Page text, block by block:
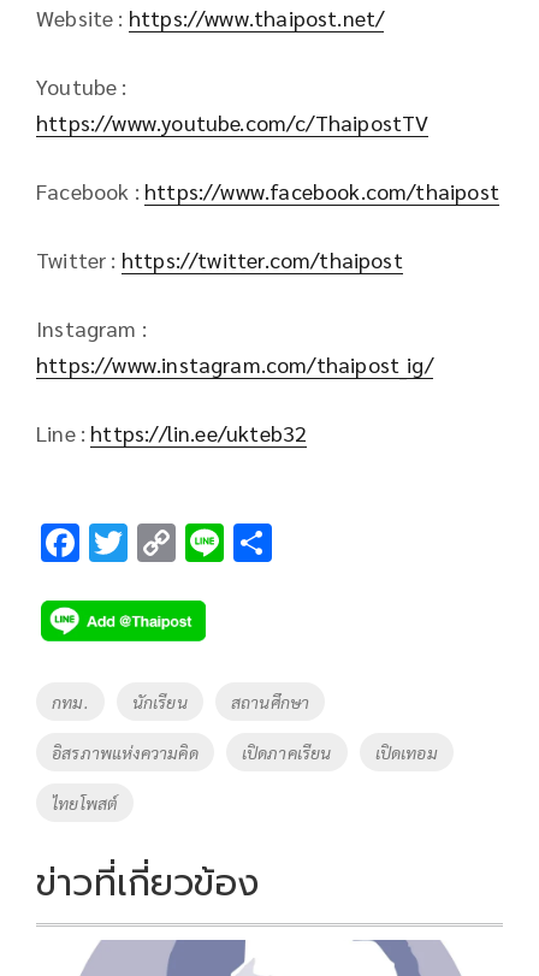
Website : https://www.thaipost.net/
Youtube :
https://www.youtube.com/c/ThaipostTV
Facebook : https://www.facebook.com/thaipost
Twitter : https://twitter.com/thaipost
Instagram :
https://www.instagram.com/thaipost_ig/
Line : https://lin.ee/ukteb32
F
e
b
o
k
T
tt
er
C
p
y
Li
n
k
Li
Tags
กทม. นักเรียน สถานศึกษา
อิสรภาพแห่งความคิด เปิดภาคเรียน เปิดเทอม
ไทยโพสต์
ข่าวที่เกี่ยวข้อง